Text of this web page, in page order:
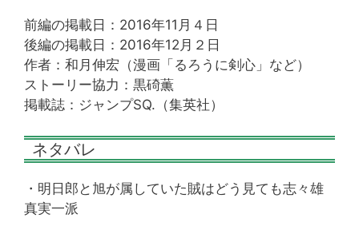
前編の掲載日：2016年11月４日
後編の掲載日：2016年12月２日
作者：和月伸宏（漫画「るろうに剣心」など）
ストーリー協力：黒碕薫
掲載誌：ジャンプSQ.（集英社）
ネタバレ
・明日郎と旭が属していた賊はどう見ても志々雄
真実一派